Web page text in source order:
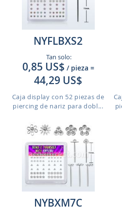
NYFLBXS2
Tan solo:
0,85 US$ / pieza =
44,29 US$
Caja display con 52 piezas de
piercing de nariz para dobl...
NYBXM7C